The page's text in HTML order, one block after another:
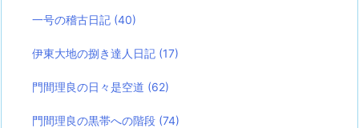
一号の稽古日記 (40)
伊東大地の捌き達人日記 (17)
門間理良の日々是空道 (62)
門間理良の黒帯への階段 (74)